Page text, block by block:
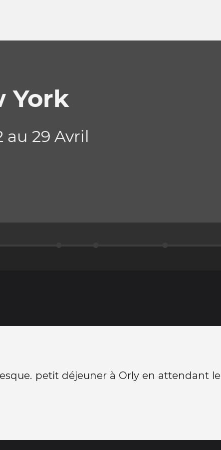
York
au 29 Avril
petit déjeuner à Orly en attendant le